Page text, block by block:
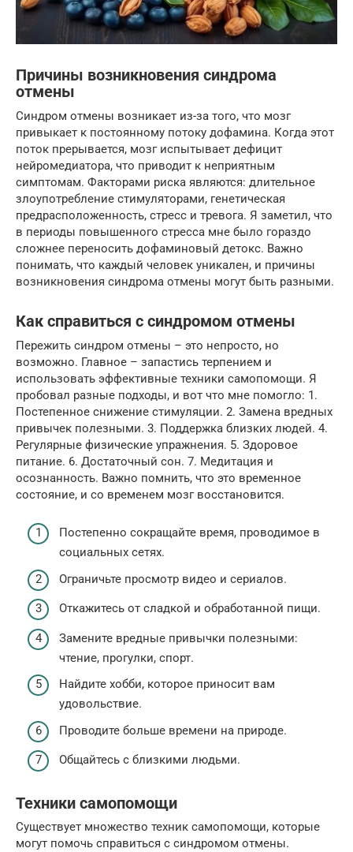
Причины возникновения синдрома
отмены
Синдром отмены возникает из-за того, что мозг
привыкает к постоянному потоку дофамина. Когда этот
поток прерывается, мозг испытывает дефицит
нейромедиатора, что приводит к неприятным
симптомам. Факторами риска являются: длительное
злоупотребление стимуляторами, генетическая
предрасположенность, стресс и тревога. Я заметил, что
в периоды повышенного стресса мне было гораздо
сложнее переносить дофаминовый детокс. Важно
понимать, что каждый человек уникален, и причины
возникновения синдрома отмены могут быть разными.
Как справиться с синдромом отмены
Пережить синдром отмены – это непросто, но
возможно. Главное – запастись терпением и
использовать эффективные техники самопомощи. Я
пробовал разные подходы, и вот что мне помогло: 1.
Постепенное снижение стимуляции. 2. Замена вредных
привычек полезными. 3. Поддержка близких людей. 4.
Регулярные физические упражнения. 5. Здоровое
питание. 6. Достаточный сон. 7. Медитация и
осознанность. Важно помнить, что это временное
состояние, и со временем мозг восстановится.
Постепенно сокращайте время, проводимое в
социальных сетях.
Ограничьте просмотр видео и сериалов.
Откажитесь от сладкой и обработанной пищи.
Замените вредные привычки полезными:
чтение, прогулки, спорт.
Найдите хобби, которое приносит вам
удовольствие.
Проводите больше времени на природе.
Общайтесь с близкими людьми.
Техники самопомощи
Существует множество техник самопомощи, которые
могут помочь справиться с синдромом отмены.